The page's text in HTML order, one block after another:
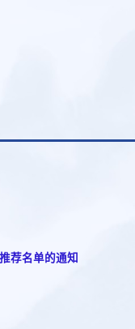
荐名单的通知